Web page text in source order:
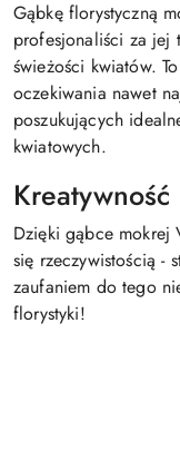
Gąbkę florystyczną
profesjonaliści za jej
świeżości kwiatów.
oczekiwania nawet
poszukujących
kwiatowych.
Dzięki gąbce mokrej
się rzeczywistością -
zaufaniem do tego
florystyki!